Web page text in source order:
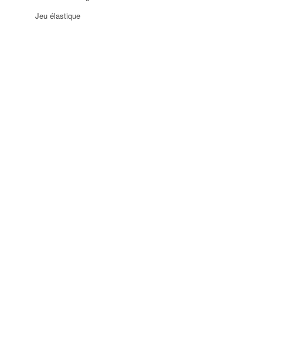
Jeu élastique